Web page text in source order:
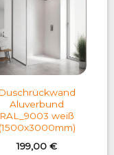
Duschrückwand
Aluverbund
RAL_9003 weiß
(1500x3000mm)
199,00€